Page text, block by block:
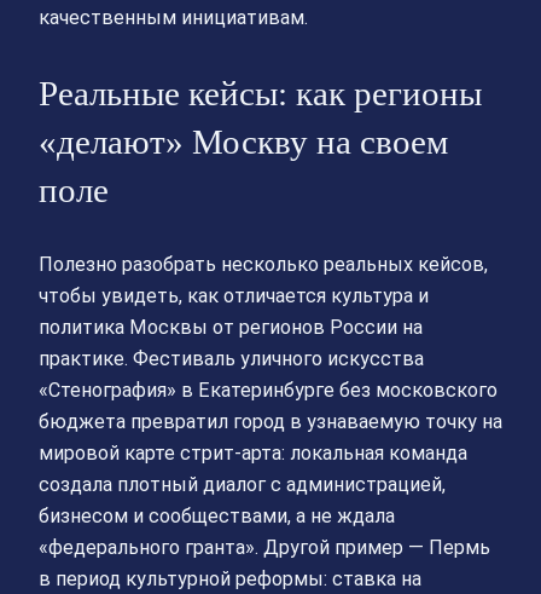
качественным инициативам.
Реальные кейсы: как регионы
«делают» Москву на своем
поле
Полезно разобрать несколько реальных кейсов,
чтобы увидеть, как отличается культура и
политика Москвы от регионов России на
практике. Фестиваль уличного искусства
«Стенография» в Екатеринбурге без московского
бюджета превратил город в узнаваемую точку на
мировой карте стрит-арта: локальная команда
создала плотный диалог с администрацией,
бизнесом и сообществами, а не ждала
«федерального гранта». Другой пример — Пермь
в период культурной реформы: ставка на